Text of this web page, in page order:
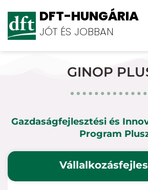
DFT-HUNGÁRIA
JÓT ÉS JOBBAN
GINOP
Gazdaságfejlesztési és
Program